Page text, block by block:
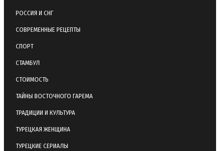
РОССИЯ И СНГ
СОВРЕМЕННЫЕ РЕЦЕПТЫ
СПОРТ
СТАМБУЛ
СТОИМОСТЬ
ТАЙНЫ ВОСТОЧНОГО ГАРЕМА
ТРАДИЦИИ И КУЛЬТУРА
ТУРЕЦКАЯ ЖЕНЩИНА
ТУРЕЦКИЕ СЕРИАЛЫ